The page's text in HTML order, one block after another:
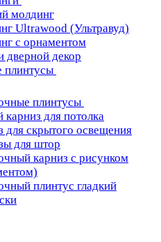
молдинг
Ultrawood (Ультравуд)
с орнаментом
дверной декор
плинтусы
плинтусы
карниз для потолка
для скрытого освещения
для штор
карниз с рисунком
плинтус гладкий